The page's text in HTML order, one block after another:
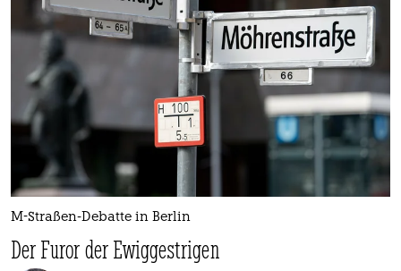
M-Straßen-Debatte in Berlin
Der Furor der Ewiggestrigen